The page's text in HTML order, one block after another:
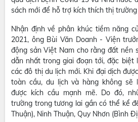
sách mới để hỗ trợ kích thích thị
Nhận định về phân khúc tiềm năng
2021, ông Bùi Văn Doanh - Viện
động sản Việt Nam cho rằng đất nền
dẫn nhất trong giai đoạn tới, đặc biệt
các đô thị du lịch mới. Khi đại dịch
toàn cầu, du lịch và hàng không sẽ
được kích cầu mạnh mẽ. Do đó,
trường trong tương lai gần có thể kể
Thuận), Ninh Thuận, Quy Nhơn (Bình